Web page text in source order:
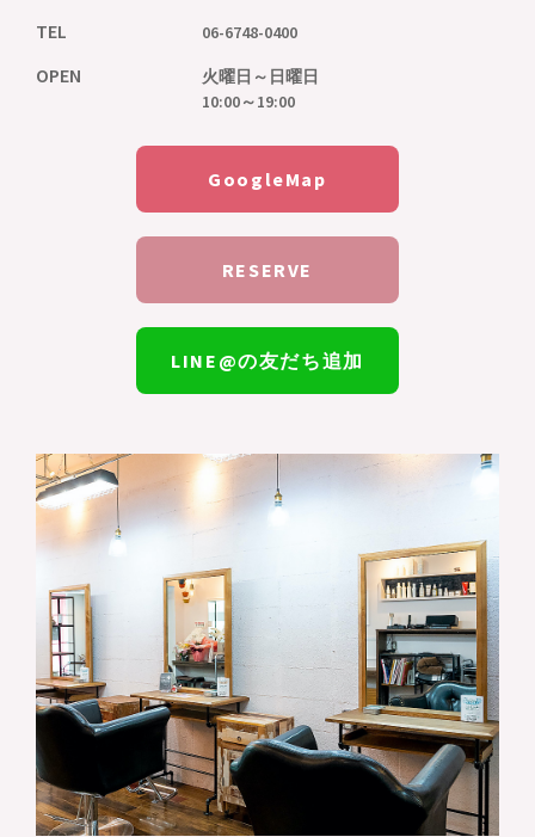
TEL 06-6748-0400
OPEN
火曜日～日曜日
10:00～19:00
GoogleMap
RESERVE
LINE@の友だち追加